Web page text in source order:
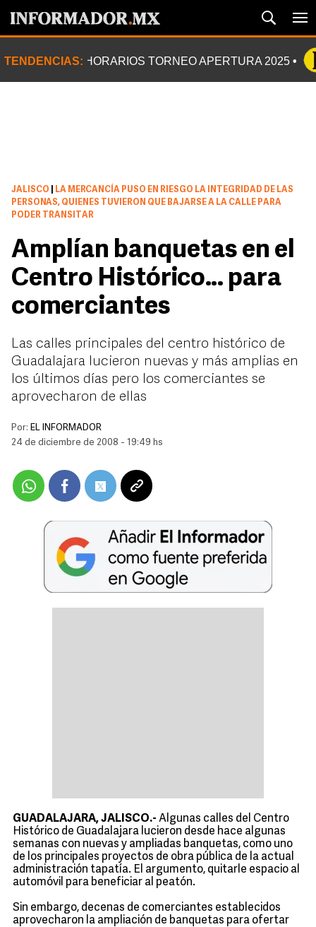
TENDENCIAS: HORARIOS TORNEO APERTURA 2025
JALISCO
LA MERCANCÍA PUSO EN RIESGO LA INTEGRIDAD DE LAS
PERSONAS, QUIENES TUVIERON QUE BAJARSE A LA CALLE PARA
PODER TRANSITAR
Amplían banquetas en el
Centro Histórico… para
comerciantes
Las calles principales del centro histórico de
Guadalajara lucieron nuevas y más amplias en
los últimos días pero los comerciantes se
aprovecharon de ellas
Por: EL INFORMADOR
24 de diciembre de 2008 - 19:49 hs
GUADALAJARA, JALISCO.- Algunas calles del Centro
Histórico de Guadalajara lucieron desde hace algunas
semanas con nuevas y ampliadas banquetas, como uno
de los principales proyectos de obra pública de la actual
administración tapatía. El argumento, quitarle espacio al
automóvil para beneficiar al peatón.
Sin embargo, decenas de comerciantes establecidos
aprovecharon la ampliación de banquetas para ofertar